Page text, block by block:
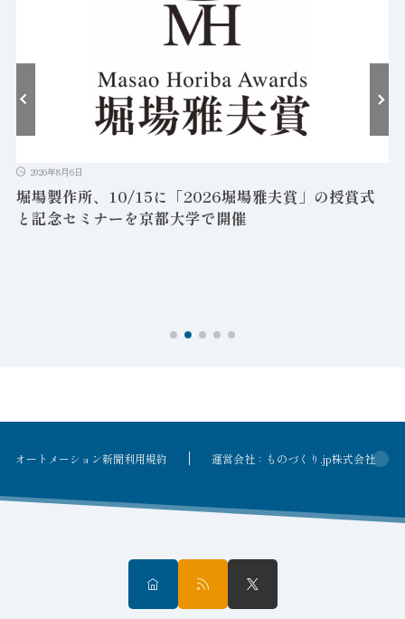
2026年8月6日
堀場製作所、10/15に「2026堀場雅夫賞」の授賞式
と記念セミナーを京都大学で開催
オートメーション新聞利用規約 運営会社：ものづくり.jp株式会社